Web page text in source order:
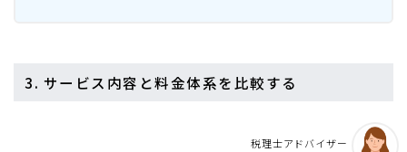
3. サービス内容と料金体系を比較する
税理士アドバイザー